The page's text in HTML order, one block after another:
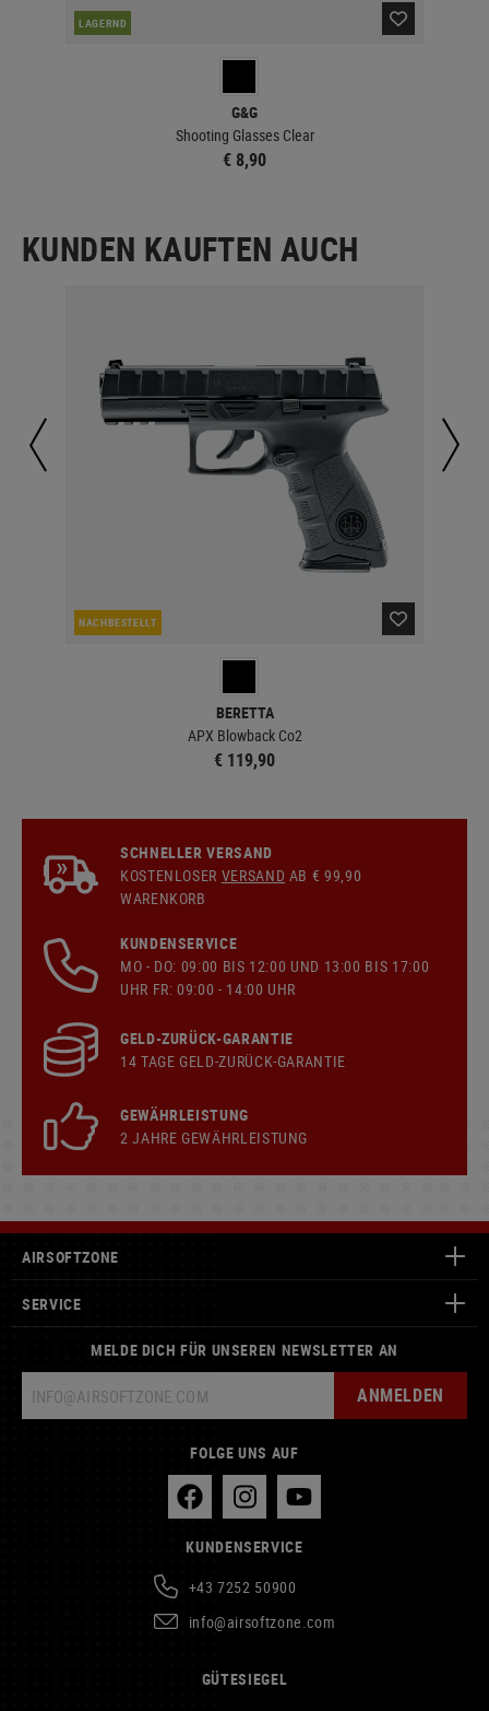
LAGERND
G&G
Shooting Glasses Clear
€ 8,90
KUNDEN KAUFTEN AUCH
NACHBESTELLT
BERETTA
APX Blowback Co2
€ 119,90
SCHNELLER VERSAND
KOSTENLOSER VERSAND AB € 99,90
WARENKORB
KUNDENSERVICE
MO - DO: 09:00 BIS 12:00 UND 13:00 BIS 17:00
UHR FR: 09:00 - 14:00 UHR
GELD-ZURÜCK-GARANTIE
14 TAGE GELD-ZURÜCK-GARANTIE
GEWÄHRLEISTUNG
2 JAHRE GEWÄHRLEISTUNG
AIRSOFTZONE
SERVICE
MELDE DICH FÜR UNSEREN NEWSLETTER AN
ANMELDEN
FOLGE UNS AUF
KUNDENSERVICE
+43 7252 50900
info@airsoftzone.com
GÜTESIEGEL